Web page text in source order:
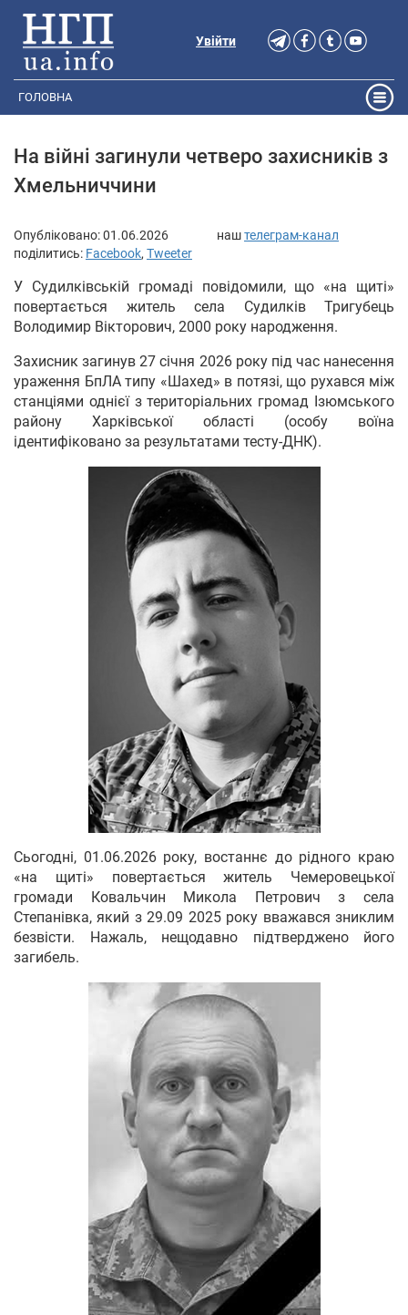
Увійти
ГОЛОВНА
На війні загинули четверо захисників з
Хмельниччини
Опубліковано:01.06.2026 наштелеграм-канал
поділитись: Facebook, Tweeter
У Судилківській громаді повідомили, що «на щиті»
повертається житель села Судилків Тригубець
Володимир Вікторович, 2000 року народження.
Захисник загинув 27 січня 2026 року під час нанесення
ураження БпЛА типу «Шахед» в потязі, що рухався між
станціями однієї з територіальних громад Ізюмського
району Харківської області (особу воїна
ідентифіковано за результатами тесту-ДНК).
Сьогодні, 01.06.2026 року, востаннє до рідного краю
«на щиті» повертається житель Чемеровецької
громади Ковальчин Микола Петрович з села
Степанівка, який з 29.09 2025 року вважався зниклим
безвісти. Нажаль, нещодавно підтверджено його
загибель.